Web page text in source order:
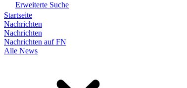
Erweiterte Suche
Startseite
Nachrichten
Nachrichten
Nachrichten auf FN
Alle News